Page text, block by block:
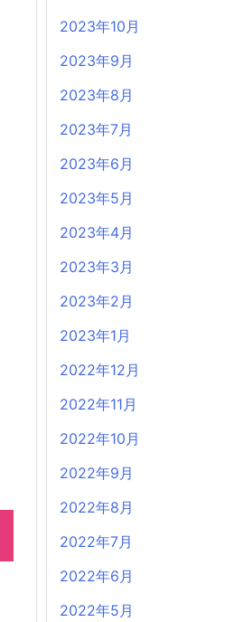
2023年10月
2023年9月
2023年8月
2023年7月
2023年6月
2023年5月
2023年4月
2023年3月
2023年2月
2023年1月
2022年12月
2022年11月
2022年10月
2022年9月
2022年8月
2022年7月
2022年6月
2022年5月